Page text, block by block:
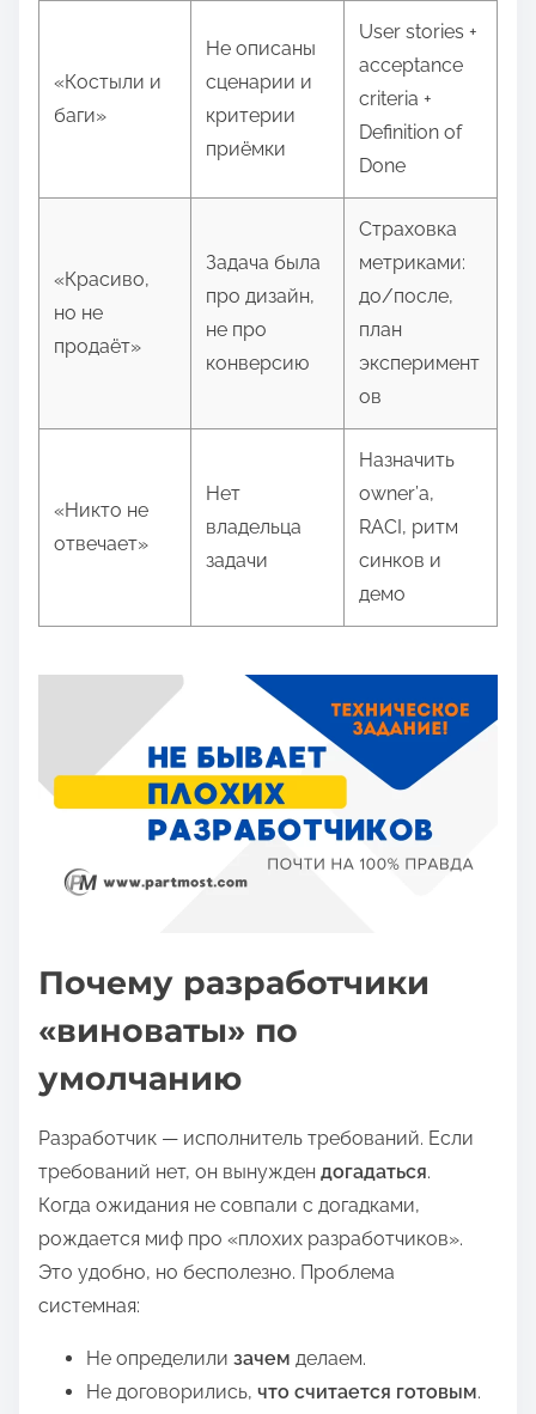
«Костыли и
баги»
Не описаны
сценарии и
критерии
приёмки
User stories +
acceptance
criteria +
Definition of
Done
«Красиво,
но не
продаёт»
Задача была
про дизайн,
не про
конверсию
Страховка
метриками:
до/после,
план
эксперимент
ов
«Никто не
отвечает»
Нет
владельца
задачи
Назначить
owner’а,
RACI, ритм
синков и
демо
Почему разработчики
«виноваты» по
умолчанию
Разработчик — исполнитель требований. Если
требований нет, он вынужден догадаться.
Когда ожидания не совпали с догадками,
рождается миф про «плохих разработчиков».
Это удобно, но бесполезно. Проблема
системная:
Не определили зачем делаем.
Не договорились, что считается готовым.